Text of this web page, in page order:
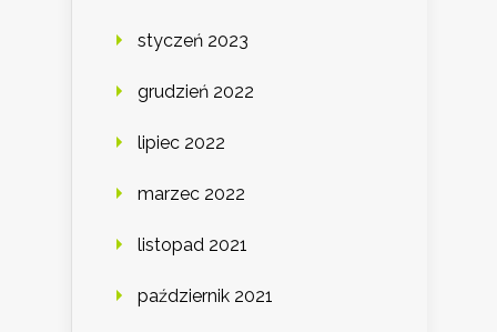
styczeń 2023
grudzień 2022
lipiec 2022
marzec 2022
listopad 2021
październik 2021